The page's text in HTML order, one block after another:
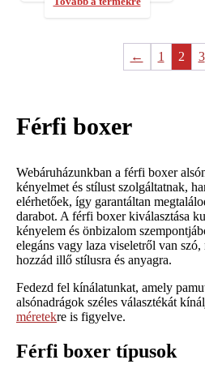
← 1 2 3
Férfi boxer
Webáruházunkban a férfi boxer
kényelmet és stílust szolgáltatnak,
elérhetőek, így garantáltan
darabot. A férfi boxer kiválasztása
kényelem és önbizalom
elegáns vagy laza viseletről van
hozzád illő stílusra és anyagra.
Fedezd fel kínálatunkat, amely
alsónadrágok széles választékát
méretekre is figyelve.
Férfi boxer típusok